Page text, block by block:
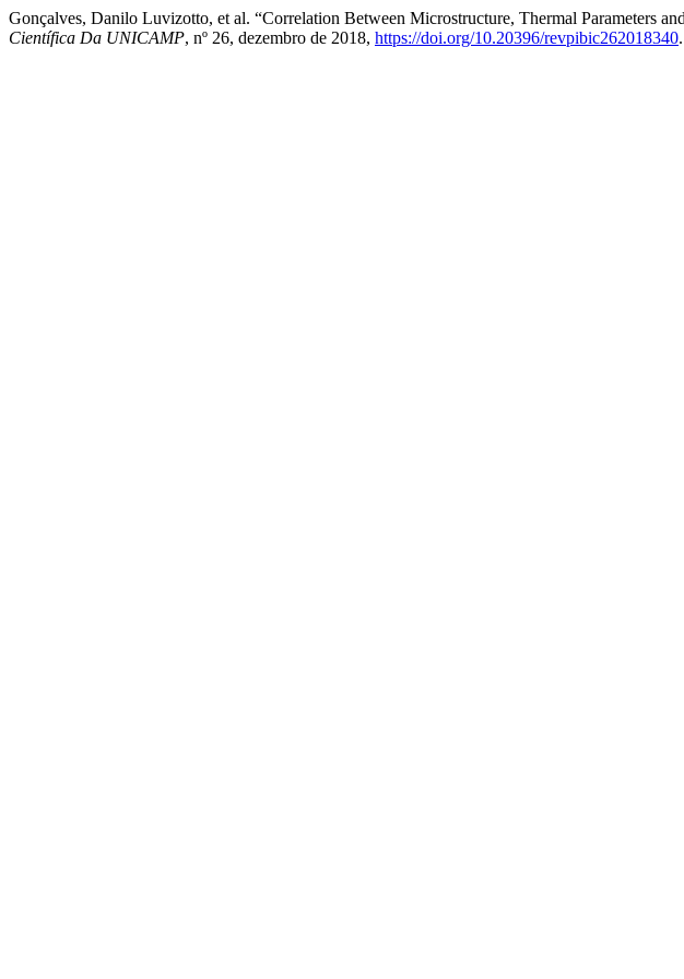
Gonçalves, Danilo Luvizotto, et al. “Correlation Between Microstructure, Thermal Parameters
Científica Da UNICAMP, nº 26, dezembro de 2018, https://doi.org/10.20396/revpibic262018340.